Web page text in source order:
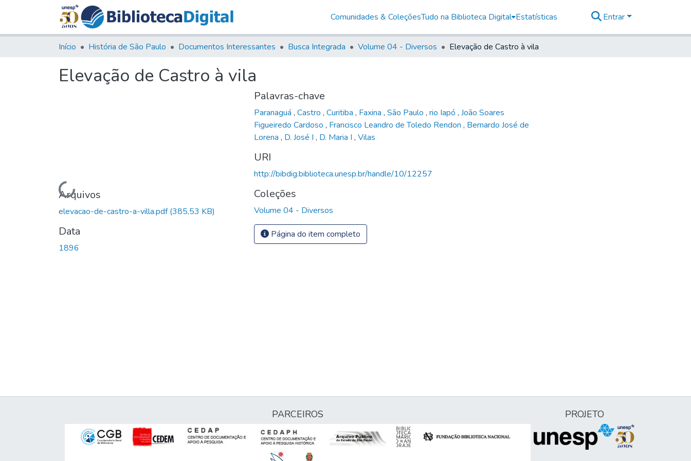
Comunidades & ColeçõesTudo na Biblioteca Digital Estatísticas Entrar
Início História de São Paulo Documentos Interessantes Busca Integrada Volume 04 - Diversos Elevação de Castro à vila
Elevação de Castro à vila
Carregando...
Arquivos
elevacao-de-castro-a-villa.pdf(385,53 KB)
Data
1896
Palavras-chave
Paranaguá , Castro , Curitiba , Faxina , São Paulo , rio Iapó , João Soares
Figueiredo Cardoso , Francisco Leandro de Toledo Rendon , Bernardo José de
Lorena , D. José I , D. Maria I , Vilas
URI
http://bibdig.biblioteca.unesp.br/handle/10/12257
Coleções
Volume 04 - Diversos
Página do item completo
PARCEIROS PROJETO